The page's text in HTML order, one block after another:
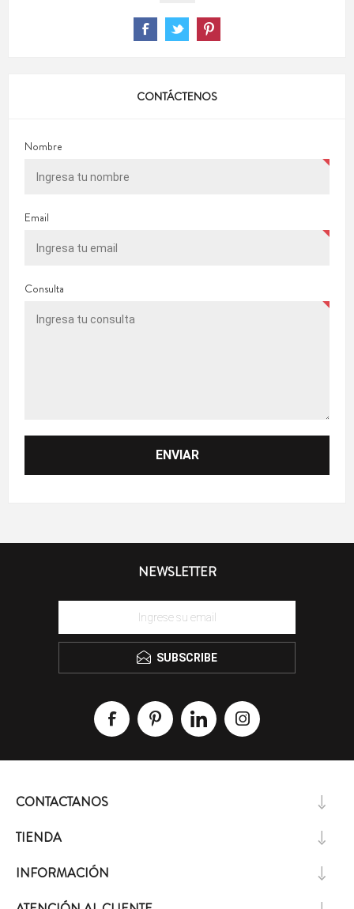
CONTÁCTENOS
Nombre
Email
Consulta
NEWSLETTER
SUBSCRIBE
CONTACTANOS
TIENDA
INFORMACIÓN